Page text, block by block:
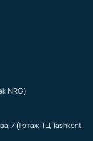
NRG)
7 (1 этаж ТЦ Tashkent